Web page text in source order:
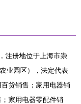
注册地位于上海市崇
业园区），法定代表
货销售；家用电器销
家用电器零配件销